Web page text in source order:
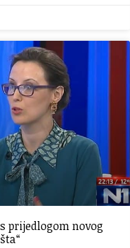
prijedlogom novog